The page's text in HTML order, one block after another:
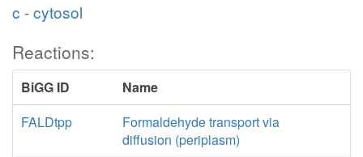
c - cytosol
Reactions:
BiGG ID
Name
FALDtpp
Formaldehyde transport via
diffusion (periplasm)